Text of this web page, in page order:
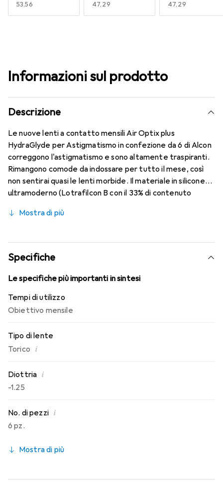
EUR
53,56 EUR
47,29 EUR
47,29
Informazioni sul prodotto
Descrizione
Le nuove lenti a contatto mensili Air Optix plus
HydraGlyde per Astigmatismo in confezione da 6 di Alcon
correggono l'astigmatismo e sono altamente traspiranti.
Rimangono comode da indossare per tutto il mese, così
non sentirai quasi le lenti morbide. Il materiale in silicone
ultramoderno (Lotrafilcon B con il 33% di contenuto
Moisture Matrix e la nota tecnologia SmartShield,
conosci. Un comfort duraturo e senza interruzioni per
tutto il giorno con le lenti mensili.
Mostra di più
Specifiche
Le specifiche più importanti in sintesi
Tempi di utilizzo
Obiettivo mensile
Tipo di lente
Torico i
Diottria i
-1.25
No. di pezzi i
6 pz.
Mostra di più